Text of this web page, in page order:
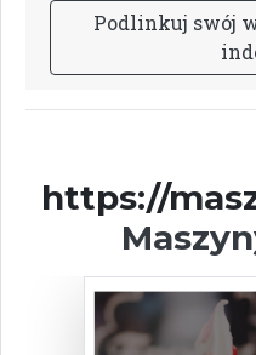
Podlinkuj swój
ind
https://